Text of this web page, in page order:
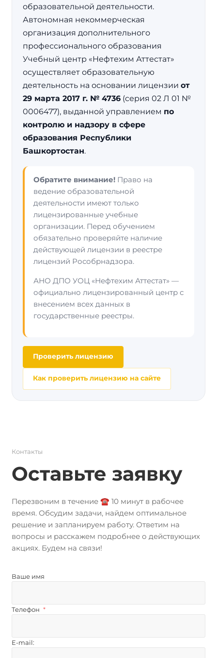
образовательной деятельности.
Автономная некоммерческая
организация дополнительного
профессионального образования
Учебный центр «Нефтехим Аттестат»
осуществляет образовательную
деятельность на основании лицензии от
29 марта 2017 г. № 4736 (серия 02 Л 01 №
0006477), выданной управлением по
контролю и надзору в сфере
образования Республики
Башкортостан.
Обратите внимание! Право на
ведение образовательной
деятельности имеют только
лицензированные учебные
организации. Перед обучением
обязательно проверяйте наличие
действующей лицензии в реестре
лицензий Рособрнадзора.
АНО ДПО УОЦ «Нефтехим Аттестат» —
официально лицензированный центр с
внесением всех данных в
государственные реестры.
Проверить лицензию
Как проверить лицензию на сайте
Контакты
Оставьте заявку
Перезвоним в течение ☎️ 10 минут в рабочее
время. Обсудим задачи, найдем оптимальное
решение и запланируем работу. Ответим на
вопросы и расскажем подробнее о действующих
акциях. Будем на связи!
Ваше имя
Телефон *
E-mail: